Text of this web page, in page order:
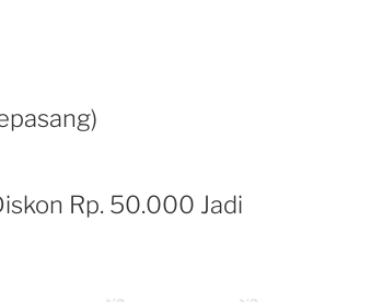
Rp. 50.000 Jadi